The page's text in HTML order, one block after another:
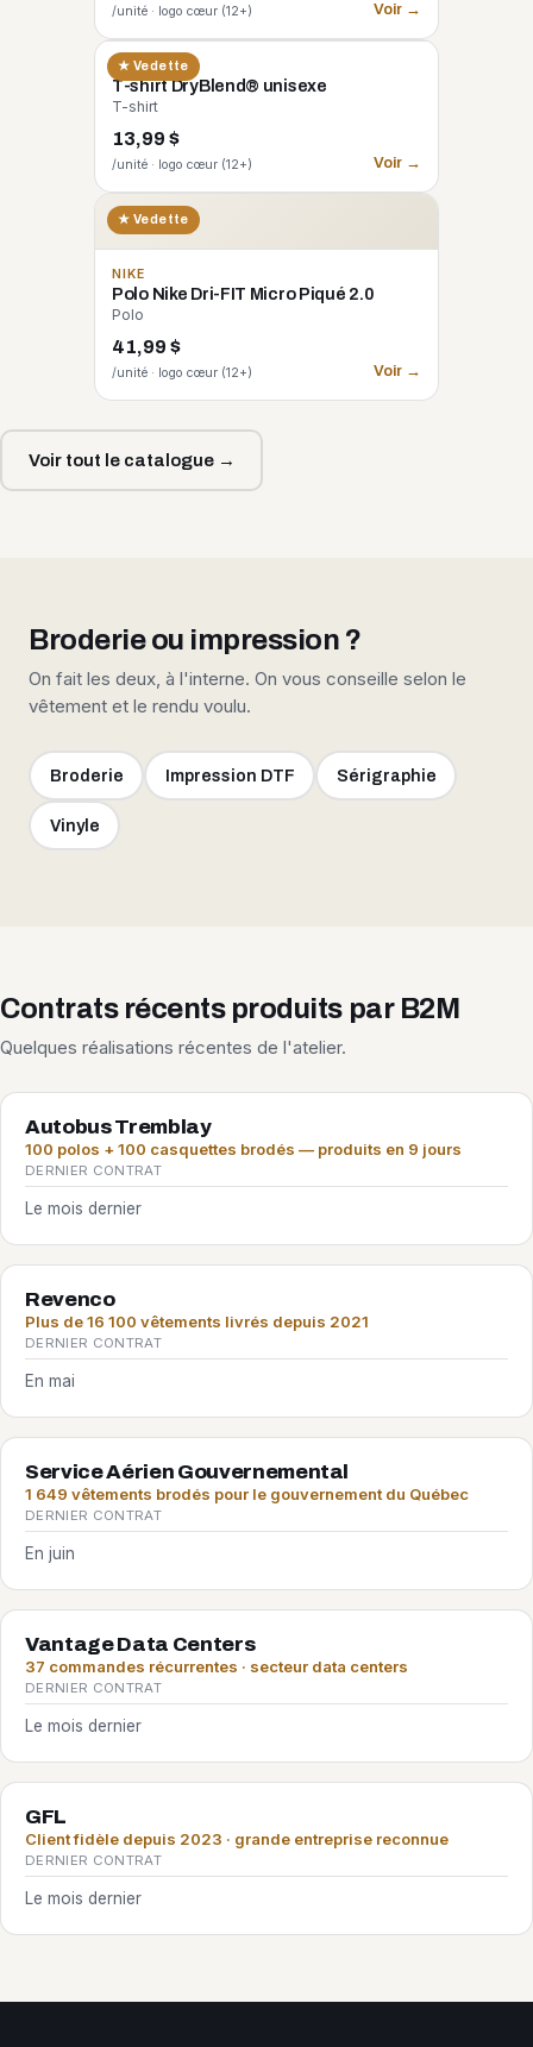
/unité · logo cœur (12+) Voir →
★ Vedette
GILDAN
T-shirt DryBlend® unisexe
T-shirt
13,99 $
/unité · logo cœur (12+) Voir →
★ Vedette
NIKE
Polo Nike Dri-FIT Micro Piqué 2.0
Polo
41,99 $
/unité · logo cœur (12+) Voir →
Voir tout le catalogue →
Broderie ou impression ?
On fait les deux, à l'interne. On vous conseille selon le
vêtement et le rendu voulu.
Broderie Impression DTF Sérigraphie
Vinyle
Contrats récents produits par B2M
Quelques réalisations récentes de l'atelier.
Autobus Tremblay
100 polos + 100 casquettes brodés — produits en 9 jours
DERNIER CONTRAT
Le mois dernier
Revenco
Plus de 16 100 vêtements livrés depuis 2021
DERNIER CONTRAT
En mai
Service Aérien Gouvernemental
1 649 vêtements brodés pour le gouvernement du Québec
DERNIER CONTRAT
En juin
Vantage Data Centers
37 commandes récurrentes · secteur data centers
DERNIER CONTRAT
Le mois dernier
GFL
Client fidèle depuis 2023 · grande entreprise reconnue
DERNIER CONTRAT
Le mois dernier